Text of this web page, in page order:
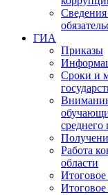
Сведения
ГИА
Приказы
Сроки и
среднего
Работа
области
Итоговое